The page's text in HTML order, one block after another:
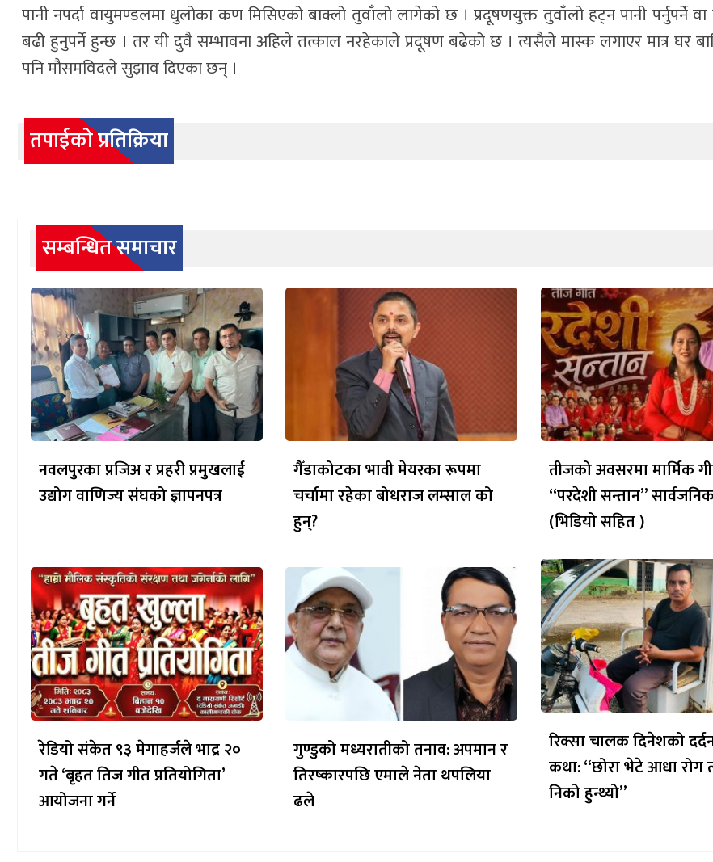
पानी नपर्दा वायुमण्डलमा धुलोका कण मिसिएको बाक्लो तुवाँलो लागेको छ । प्रदूषणयुक्त तुवाँलो हट्न पानी पर्नुपर्ने
बढी हुनुपर्ने हुन्छ । तर यी दुवै सम्भावना अहिले तत्काल नरहेकाले प्रदूषण बढेको छ । त्यसैले मास्क लगाएर मात्र घर
पनि मौसमविदले सुझाव दिएका छन् ।
तपाईको प्रतिक्रिया
सम्बन्धित समाचार
नवलपुरका प्रजिअ र प्रहरी प्रमुखलाई
उद्योग वाणिज्य संघको ज्ञापनपत्र
गैँडाकोटका भावी मेयरका रूपमा
चर्चामा रहेका बोधराज लम्साल को
हुन्?
तीजको अवसरमा मार्मिक
“परदेशी सन्तान”
(भिडियो सहित )
रेडियो संकेत ९३ मेगाहर्जले भाद्र २०
गते ‘बृहत तिज गीत प्रतियोगिता’
आयोजना गर्ने
गुण्डुको मध्यरातीको तनाव: अपमान र
तिरष्कारपछि एमाले नेता थपलिया
ढले
रिक्सा चालक दिनेशको
कथा: “छोरा भेटे आधा रोग
निको हुन्थ्यो”